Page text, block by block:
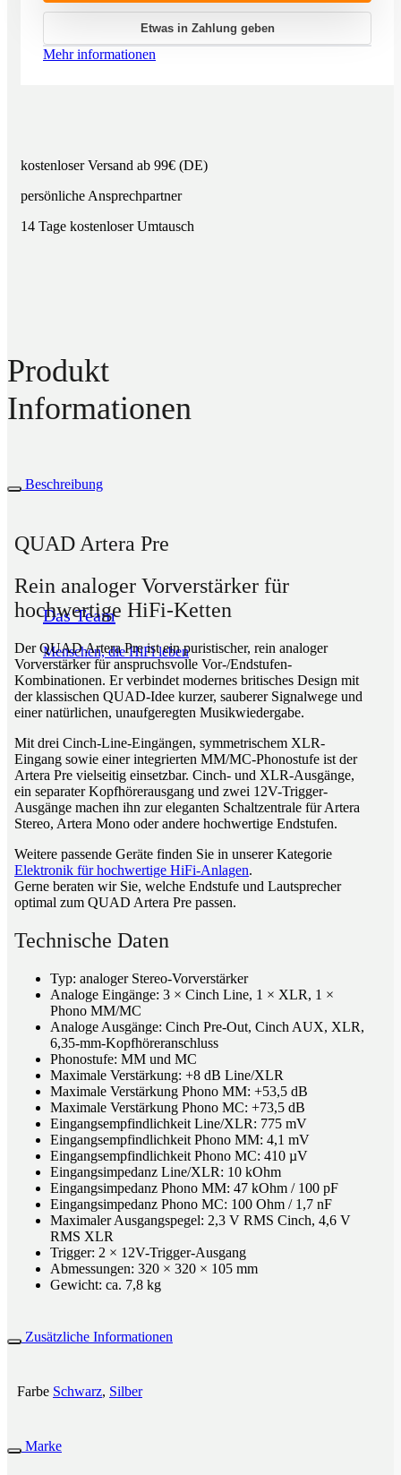
Das Team
Menschen, die HiFi leben
Etwas in Zahlung geben
Mehr informationen
kostenloser Versand ab 99€ (DE)
persönliche Ansprechpartner
14 Tage kostenloser Umtausch
Produkt
Informationen
Beschreibung
QUAD Artera Pre
Rein analoger Vorverstärker für
hochwertige HiFi-Ketten
Der QUAD Artera Pre ist ein puristischer, rein analoger
Vorverstärker für anspruchsvolle Vor-/Endstufen-
Kombinationen. Er verbindet modernes britisches Design mit
der klassischen QUAD-Idee kurzer, sauberer Signalwege und
einer natürlichen, unaufgeregten Musikwiedergabe.
Mit drei Cinch-Line-Eingängen, symmetrischem XLR-
Eingang sowie einer integrierten MM/MC-Phonostufe ist der
Artera Pre vielseitig einsetzbar. Cinch- und XLR-Ausgänge,
ein separater Kopfhörerausgang und zwei 12V-Trigger-
Ausgänge machen ihn zur eleganten Schaltzentrale für Artera
Stereo, Artera Mono oder andere hochwertige Endstufen.
Weitere passende Geräte finden Sie in unserer Kategorie
Elektronik für hochwertige HiFi-Anlagen.
Gerne beraten wir Sie, welche Endstufe und Lautsprecher
optimal zum QUAD Artera Pre passen.
Technische Daten
Typ: analoger Stereo-Vorverstärker
Analoge Eingänge: 3 × Cinch Line, 1 × XLR, 1 ×
Phono MM/MC
Analoge Ausgänge: Cinch Pre-Out, Cinch AUX, XLR,
6,35-mm-Kopfhöreranschluss
Phonostufe: MM und MC
Maximale Verstärkung: +8 dB Line/XLR
Maximale Verstärkung Phono MM: +53,5 dB
Maximale Verstärkung Phono MC: +73,5 dB
Eingangsempfindlichkeit Line/XLR: 775 mV
Eingangsempfindlichkeit Phono MM: 4,1 mV
Eingangsempfindlichkeit Phono MC: 410 µV
Eingangsimpedanz Line/XLR: 10 kOhm
Eingangsimpedanz Phono MM: 47 kOhm / 100 pF
Eingangsimpedanz Phono MC: 100 Ohm / 1,7 nF
Maximaler Ausgangspegel: 2,3 V RMS Cinch, 4,6 V
RMS XLR
Trigger: 2 × 12V-Trigger-Ausgang
Abmessungen: 320 × 320 × 105 mm
Gewicht: ca. 7,8 kg
Zusätzliche Informationen
Farbe Schwarz, Silber
Marke